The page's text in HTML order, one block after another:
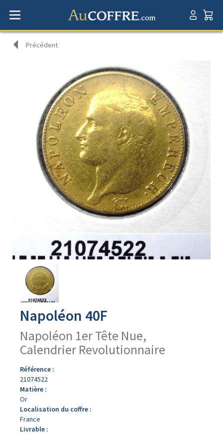
Précédent
produit
Napoléon 40F
Napoléon 1er Tête Nue,
Calendrier Revolutionnaire
Référence :
21074522
Matière :
Or
Localisation du coffre :
France
Livrable :